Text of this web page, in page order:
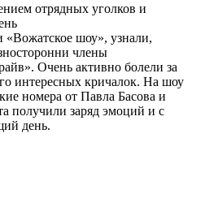
отрядных уголков и
«Вожатское шоу», узнали,
члены
Очень активно болели за
интересных кричалок. На шоу
номера от Павла Басова и
получили заряд эмоций и с
день.